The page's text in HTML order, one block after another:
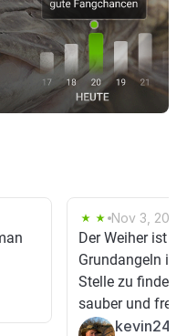
Nov 3, 2025
Der Weiher ist
Grundangeln ist
Stelle zu finden
sauber und frei
kevin242